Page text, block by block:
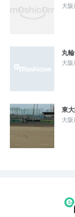
大
丸
大
東
大阪